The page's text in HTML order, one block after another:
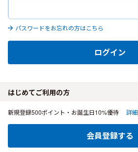
パスワードをお忘れの方はこちら
ログイン
はじめてご利用の方
新規登録500ポイント・お誕生日10%優待 詳細
会員登録する